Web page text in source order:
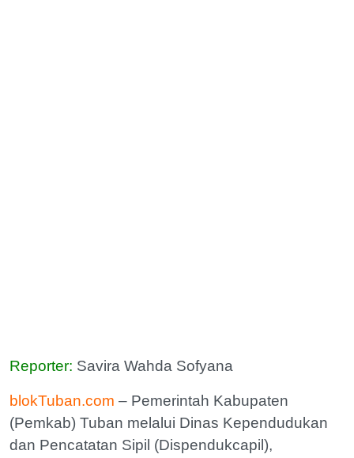
Reporter: Savira Wahda Sofyana
blokTuban.com – Pemerintah Kabupaten
(Pemkab) Tuban melalui Dinas Kependudukan
dan Pencatatan Sipil (Dispendukcapil),